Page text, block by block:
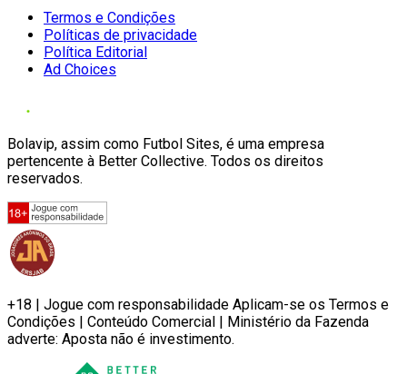
Termos e Condições
Políticas de privacidade
Política Editorial
Ad Choices
Bolavip, assim como Futbol Sites, é uma empresa
pertencente à Better Collective. Todos os direitos
reservados.
+18 | Jogue com responsabilidade Aplicam-se os Termos e
Condições | Conteúdo Comercial | Ministério da Fazenda
adverte: Aposta não é investimento.